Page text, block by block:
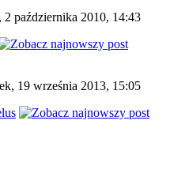
2 października 2010, 14:43
19 września 2013, 15:05